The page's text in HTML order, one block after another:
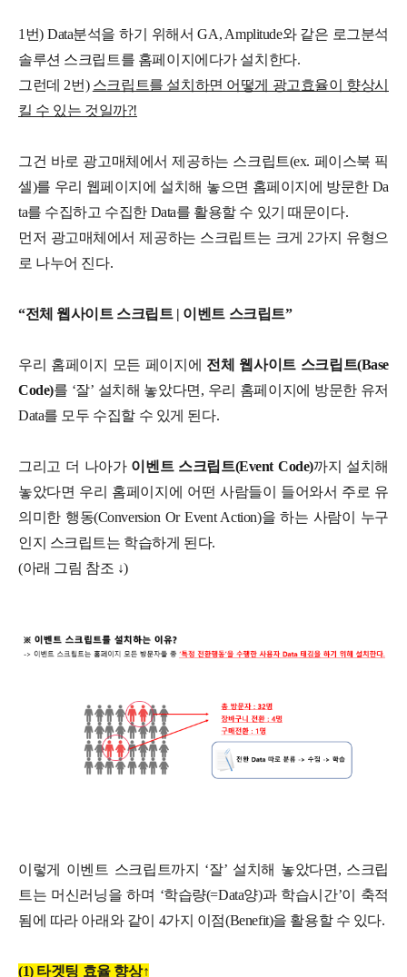
1번) Data분석을 하기 위해서 GA, Amplitude와 같은 로그분석
솔루션 스크립트를 홈페이지에다가 설치한다.
그런데 2번) 스크립트를 설치하면 어떻게 광고효율이 향상시
킬 수 있는 것일까?!
그건 바로 광고매체에서 제공하는 스크립트(ex. 페이스북 픽
셀)를 우리 웹페이지에 설치해 놓으면 홈페이지에 방문한 Da
ta를 수집하고 수집한 Data를 활용할 수 있기 때문이다.
먼저 광고매체에서 제공하는 스크립트는 크게 2가지 유형으
로 나누어 진다.
“전체 웹사이트 스크립트 | 이벤트 스크립트”
우리 홈페이지 모든 페이지에 전체 웹사이트 스크립트(Base
Code)를 ‘잘’ 설치해 놓았다면, 우리 홈페이지에 방문한 유저
Data를 모두 수집할 수 있게 된다.
그리고 더 나아가 이벤트 스크립트(Event Code)까지 설치해
놓았다면 우리 홈페이지에 어떤 사람들이 들어와서 주로 유
의미한 행동(Conversion Or Event Action)을 하는 사람이 누구
인지 스크립트는 학습하게 된다.
(아래 그림 참조 ↓)
이렇게 이벤트 스크립트까지 ‘잘’ 설치해 놓았다면, 스크립
트는 머신러닝을 하며 ‘학습량(=Data양)과 학습시간’이 축적
됨에 따라 아래와 같이 4가지 이점(Benefit)을 활용할 수 있다.
(1) 타겟팅 효율 향상↑